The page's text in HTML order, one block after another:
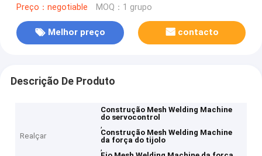
Preço：negotiable MOQ：1 grupo
Melhor preço contacto
Descrição De Produto
Realçar
Construção Mesh Welding Machine
do servocontrol
,
Construção Mesh Welding Machine
da força do tijolo
,